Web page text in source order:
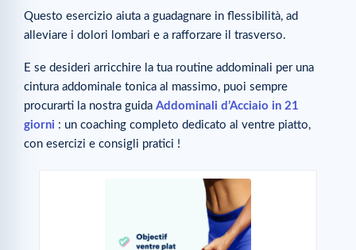
Questo esercizio aiuta a guadagnare in flessibilità, ad
alleviare i dolori lombari e a rafforzare il trasverso.
E se desideri arricchire la tua routine addominali per una
cintura addominale tonica al massimo, puoi sempre
procurarti la nostra guida Addominali d’Acciaio in 21
giorni : un coaching completo dedicato al ventre piatto,
con esercizi e consigli pratici !